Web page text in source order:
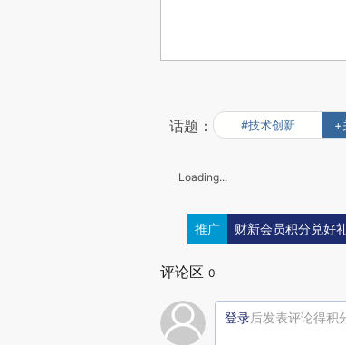
话题： #技术创新 +
Loading...
推广 财新会员积分兑好
评论区 0
登录后发表评论得积